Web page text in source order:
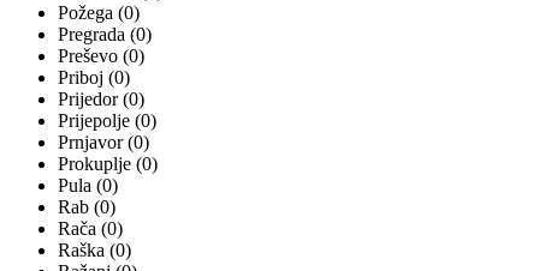
Požega (0)
Pregrada (0)
Preševo (0)
Priboj (0)
Prijedor (0)
Prijepolje (0)
Prnjavor (0)
Prokuplje (0)
Pula (0)
Rab (0)
Rača (0)
Raška (0)